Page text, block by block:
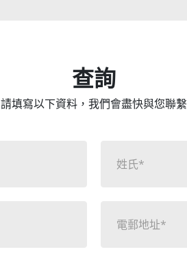
查詢
請填寫以下資料，我們會盡快與您聯繫